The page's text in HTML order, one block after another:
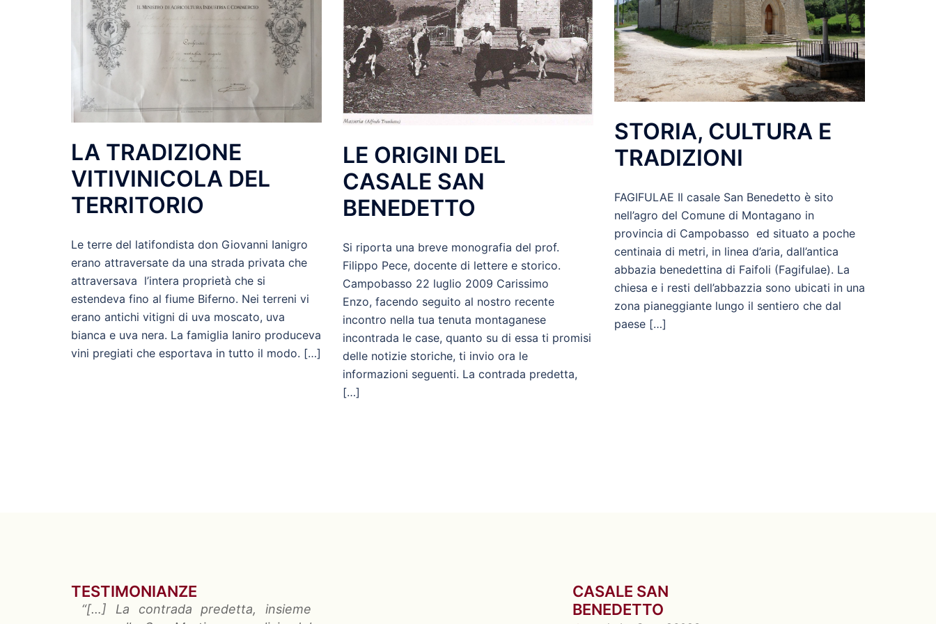
LA TRADIZIONE
VITIVINICOLA DEL
TERRITORIO
Le terre del latifondista don Giovanni Ianigro
erano attraversate da una strada privata che
attraversava l’intera proprietà che si
estendeva fino al fiume Biferno. Nei terreni vi
erano antichi vitigni di uva moscato, uva
bianca e uva nera. La famiglia Ianiro produceva
vini pregiati che esportava in tutto il modo. […]
LE ORIGINI DEL
CASALE SAN
BENEDETTO
Si riporta una breve monografia del prof.
Filippo Pece, docente di lettere e storico.
Campobasso 22 luglio 2009 Carissimo
Enzo, facendo seguito al nostro recente
incontro nella tua tenuta montaganese
incontrada le case, quanto su di essa ti promisi
delle notizie storiche, ti invio ora le
informazioni seguenti. La contrada predetta,
[…]
STORIA, CULTURA E
TRADIZIONI
FAGIFULAE Il casale San Benedetto è sito
nell’agro del Comune di Montagano in
provincia di Campobasso ed situato a poche
centinaia di metri, in linea d’aria, dall’antica
abbazia benedettina di Faifoli (Fagifulae). La
chiesa e i resti dell’abbazzia sono ubicati in una
zona pianeggiante lungo il sentiero che dal
paese […]
TESTIMONIANZE
“[…] La contrada predetta, insieme
CASALE SAN
BENEDETTO